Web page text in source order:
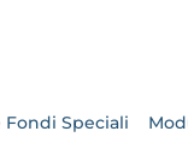
Fondi Speciali